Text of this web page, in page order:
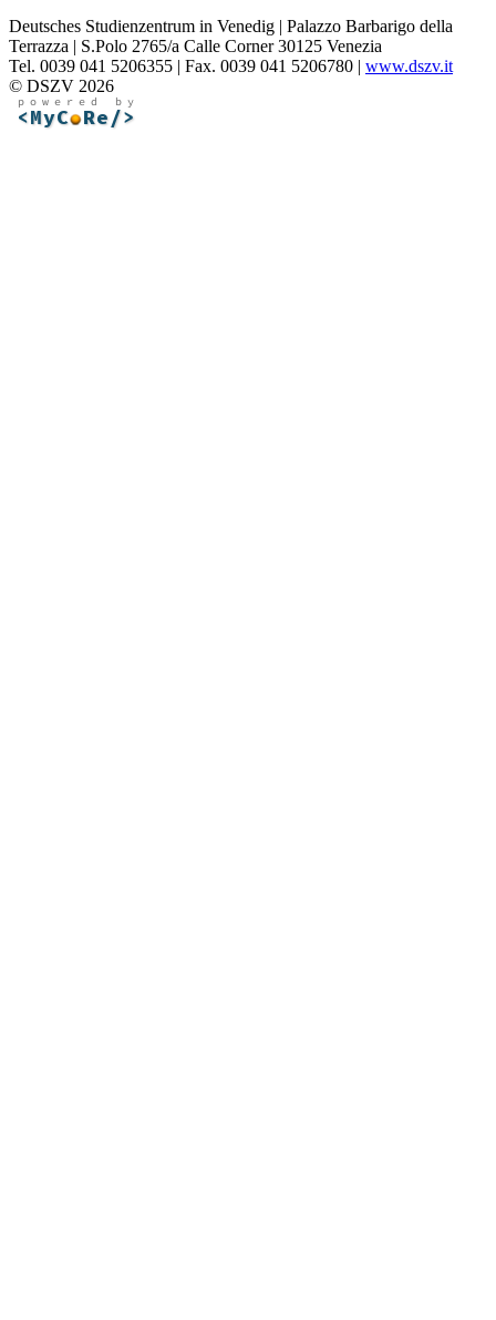
Deutsches Studienzentrum in Venedig | Palazzo Barbarigo della
Terrazza | S.Polo 2765/a Calle Corner 30125 Venezia
Tel. 0039 041 5206355 | Fax. 0039 041 5206780 | www.dszv.it
© DSZV 2026